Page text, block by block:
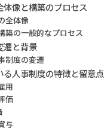
体像と構築のプロセス
全体像
築の一般的なプロセス
遷と背景
制度の変遷
る人事制度の特徴と留意点
用
価
与